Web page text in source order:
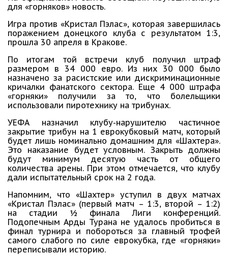
для «горняков» новость.
Игра против «Кристал Пэлас», которая завершилась
поражением донецкого клуба с результатом 1:3,
прошла 30 апреля в Кракове.
По итогам той встречи клуб получил штраф
размером в 34 000 евро. Из них 30 000 было
назначено за расистские или дискриминационные
кричалки фанатского сектора. Еще 4 000 штрафа
«горняки» получили за то, что болельщики
использовали пиротехнику на трибунах.
УЕФА назначил клубу-нарушителю частичное
закрытие трибун на 1 еврокубковый матч, который
будет лишь номинально домашним для «Шахтера».
Это наказание будет условным. Закрыть должны
будут минимум десятую часть от общего
количества арены. При этом отмечается, что клубу
дали испытательный срок на 2 года.
Напомним, что «Шахтер» уступил в двух матчах
«Кристал Пэлас» (первый матч – 1:3, второй – 1:2)
на стадии ½ финала Лиги конференций.
Подопечным Арды Турана не удалось пробиться в
финал турнира и побороться за главный трофей
самого слабого по силе еврокубка, где «горняки»
переписывали историю.